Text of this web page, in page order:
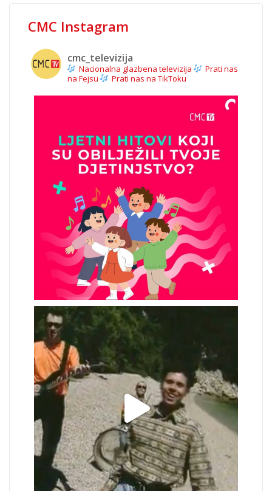
CMC Instagram
cmc_televizija
Nacionalna glazbena televizija
Prati nas
na Fejsu
Prati nas na TikToku